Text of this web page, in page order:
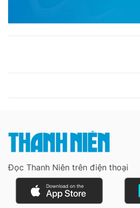
Đọc Thanh Niên trên điện thoại